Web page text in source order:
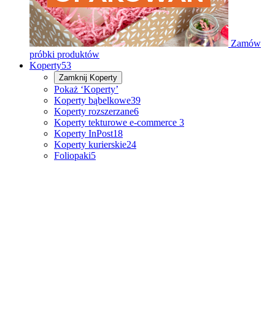
Zamów
próbki produktów
Koperty53
Zamknij Koperty
Pokaż ‘Koperty’
Koperty bąbelkowe39
Koperty rozszerzane6
Koperty tekturowe e-commerce 3
Koperty InPost18
Koperty kurierskie24
Foliopaki5